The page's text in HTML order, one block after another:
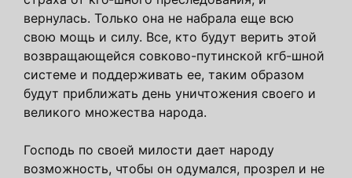
вернулась. Только она не набрала еще всю
свою мощь и силу. Все, кто будут верить этой
возвращающейся совково-путинской кгб-шной
системе и поддерживать ее, таким образом
будут приближать день уничтожения своего и
великого множества народа.
Господь по своей милости дает народу
возможность, чтобы он одумался, прозрел и не